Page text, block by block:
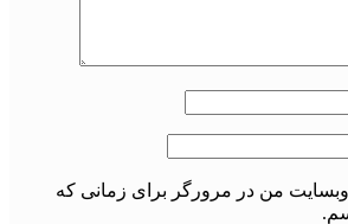
وبسایت من در مرورگر برای زمانی که